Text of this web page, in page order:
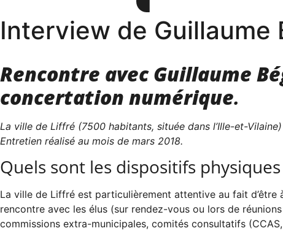
Interview de Guillaume
Rencontre avec Guillaume
concertation numérique.
La ville de Liffré (7500 habitants, située dans l’Ille-et-
Entretien réalisé au mois de mars 2018.
Quels sont les dispositifs
La ville de Liffré est particulièrement attentive au fait
rencontre avec les élus (sur rendez-vous ou lors de
commissions extra-municipales, comités consultatifs